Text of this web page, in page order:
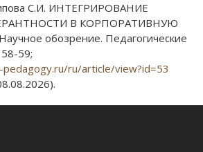
С.И. ИНТЕГРИРОВАНИЕ
В КОРПОРАТИВНУЮ
обозрение. Педагогические
59;
ru/article/view?id=53